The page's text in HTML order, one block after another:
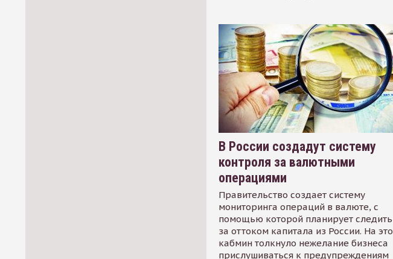
В России создадут систему
контроля за валютными
операциями
Правительство создает систему
мониторинга операций в валюте, с
помощью которой планирует следить
за оттоком капитала из России. На это
кабмин толкнуло нежелание бизнеса
прислушиваться к предупреждениям